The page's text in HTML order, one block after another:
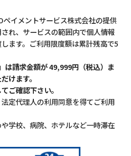
ペイメントサービス株式会社の提供
れ、サービスの範囲内で個人情報
ます。ご利用限度額は累計残高で5
は請求金額が 49,999円（税込）ま
けます。
ご確認下さい。
定代理人の利用同意を得てご利用
学校、病院、ホテルなど一時滞在